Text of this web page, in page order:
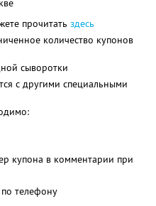
прочитать здесь
количество купонов
сыворотки
с другими специальными
купона в комментарии при
телефону